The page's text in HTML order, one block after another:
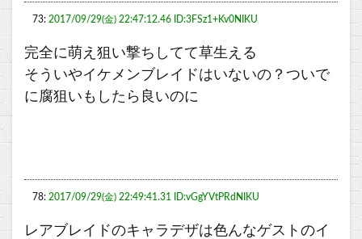
73: 2017/09/29(金) 22:47:12.46 ID:3FSz1+Kv0NIKU
完全に萌え狙い撃ちしてて草生える
そういやイケメンブレイドはいないの？ついで
に腐狙いもしたら良いのに
78: 2017/09/29(金) 22:49:41.31 ID:vGgYVtPRdNIKU
レアブレイドのキャラデザは色んなゲストのイ